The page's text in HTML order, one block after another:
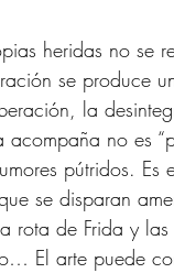
heridas no se
se produce
la
no es
pútridos. Es
se disparan
de Frida y
El arte puede